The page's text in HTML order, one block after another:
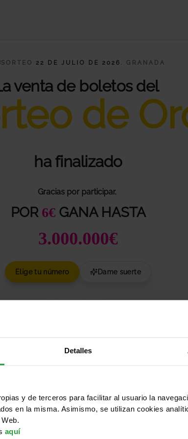
Detalles
y de terceros para facilitar al usuario la
en la misma. Asimismo, se utilizan cookies
aquí
SORTEO 22 DE JULIO DE 2026 . GRANADA
venta de boletos del
de
ha finalizado
Gracias por participar.
POR 6€GANA HASTA
3.000.000€
Elige tu número Dame suerte
números aleatorios